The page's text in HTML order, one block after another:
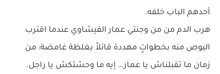
أحدهم الباب خلفه.
هرب الدم من من وجنتي عمار الفيشاوي عندما اقترب
البوص منه بخطواتٍ مهددة قائلاً بغلظة غامضة: من
زمان ما تقبلناش يا عمار… إيه ما وحشتكش يا راجل.